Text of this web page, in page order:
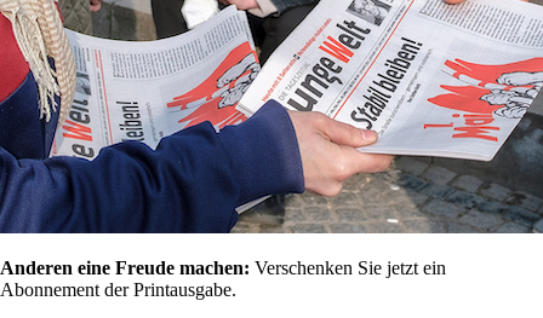
Anderen eine Freude machen: Verschenken Sie jetzt ein
Abonnement der Printausgabe.